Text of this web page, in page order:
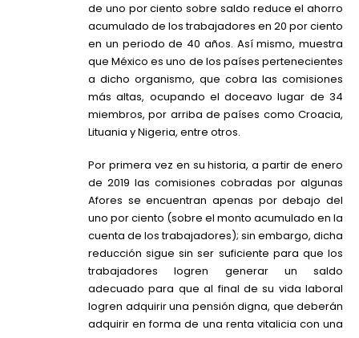
de uno por ciento sobre saldo reduce el ahorro
acumulado de los trabajadores en 20 por ciento
en un periodo de 40 años. Así mismo, muestra
que México es uno de los países pertenecientes
a dicho organismo, que cobra las comisiones
más altas, ocupando el doceavo lugar de 34
miembros, por arriba de países como Croacia,
Lituania y Nigeria, entre otros.
Por primera vez en su historia, a partir de enero
de 2019 las comisiones cobradas por algunas
Afores se encuentran apenas por debajo del
uno por ciento (sobre el monto acumulado en la
cuenta de los trabajadores); sin embargo, dicha
reducción sigue sin ser suficiente para que los
trabajadores logren generar un saldo
adecuado para que al final de su vida laboral
logren adquirir una pensión digna, que deberán
adquirir en forma de una renta vitalicia con una